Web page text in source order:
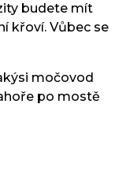
budete mít
křoví. Vůbec se
močovod
po mostě